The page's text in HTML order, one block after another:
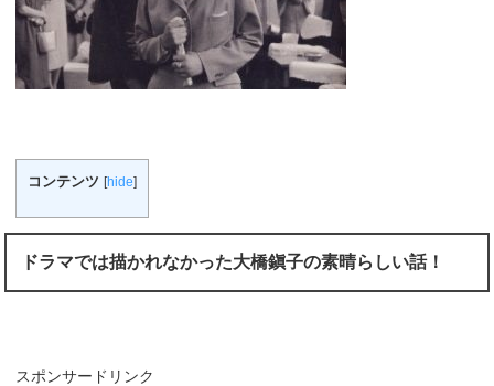
コンテンツ [hide]
ドラマでは描かれなかった大橋鎭子の素晴らしい話！
スポンサードリンク